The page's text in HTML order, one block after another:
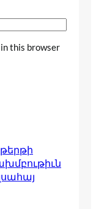
this browser